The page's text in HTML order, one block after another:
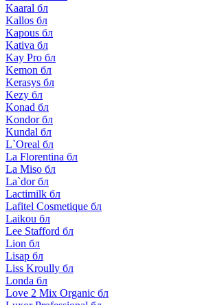
Kaaral бл
Kallos бл
Kapous бл
Kativa бл
Kay Pro бл
Kemon бл
Kerasys бл
Kezy бл
Konad бл
Kondor бл
Kundal бл
L`Oreal бл
La Florentina бл
La Miso бл
La`dor бл
Lactimilk бл
Lafitel Cosmetique бл
Laikou бл
Lee Stafford бл
Lion бл
Lisap бл
Liss Kroully бл
Londa бл
Love 2 Mix Organic бл